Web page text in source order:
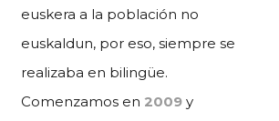
euskera a la población no
euskaldun, por eso, siempre se
realizaba en bilingüe.
Comenzamos en 2009y